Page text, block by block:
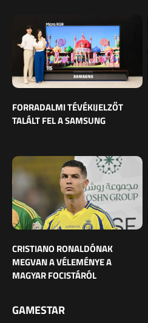
FORRADALMI TÉVÉKIJELZŐT
TALÁLT FEL A SAMSUNG
CRISTIANO RONALDÓNAK
MEGVAN A VÉLEMÉNYE A
MAGYAR FOCISTÁRÓL
GAMESTAR